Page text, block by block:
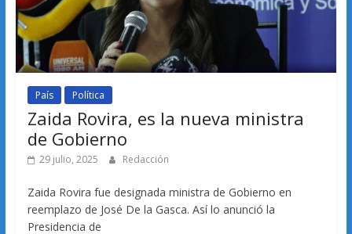
País Política
Zaida Rovira, es la nueva ministra
de Gobierno
29 julio, 2025 Redacción
Zaida Rovira fue designada ministra de Gobierno en
reemplazo de José De la Gasca. Así lo anunció la
Presidencia de